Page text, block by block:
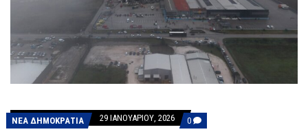
ΝΕΑ ΔΗΜΟΚΡΑΤΙΑ 29 ΙΑΝΟΥΑΡΊΟΥ, 2026 0 COMMENTS
ON